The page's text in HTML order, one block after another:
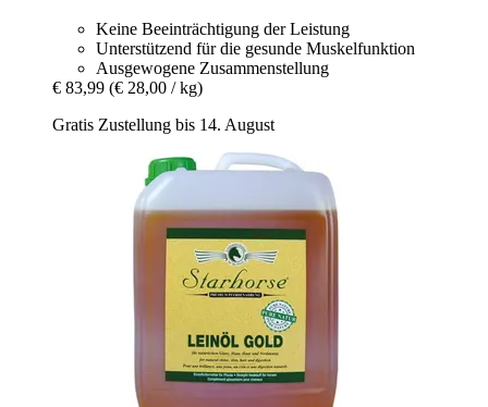
Keine Beeinträchtigung der Leistung
Unterstützend für die gesunde Muskelfunktion
Ausgewogene Zusammenstellung
€ 83,99 (€ 28,00 / kg)
Gratis Zustellung bis 14. August